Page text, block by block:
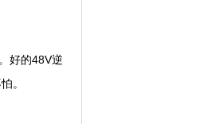
好的48V逆
。